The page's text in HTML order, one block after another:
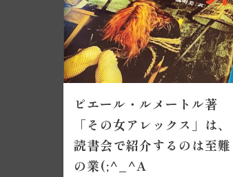
ピエール・ルメートル著
「その女アレックス」は、
読書会で紹介するのは至難
の業(;^_^A